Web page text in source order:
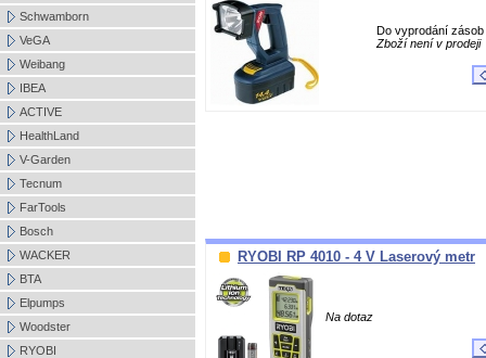
Schwamborn
VeGA
Weibang
IBEA
ACTIVE
HealthLand
V-Garden
Tecnum
FarTools
Bosch
WACKER
BTA
Elpumps
Woodster
RYOBI
Do vyprodání zásob
Zboží není v prodeji
RYOBI RP 4010 - 4 V Laserový metr
Na dotaz